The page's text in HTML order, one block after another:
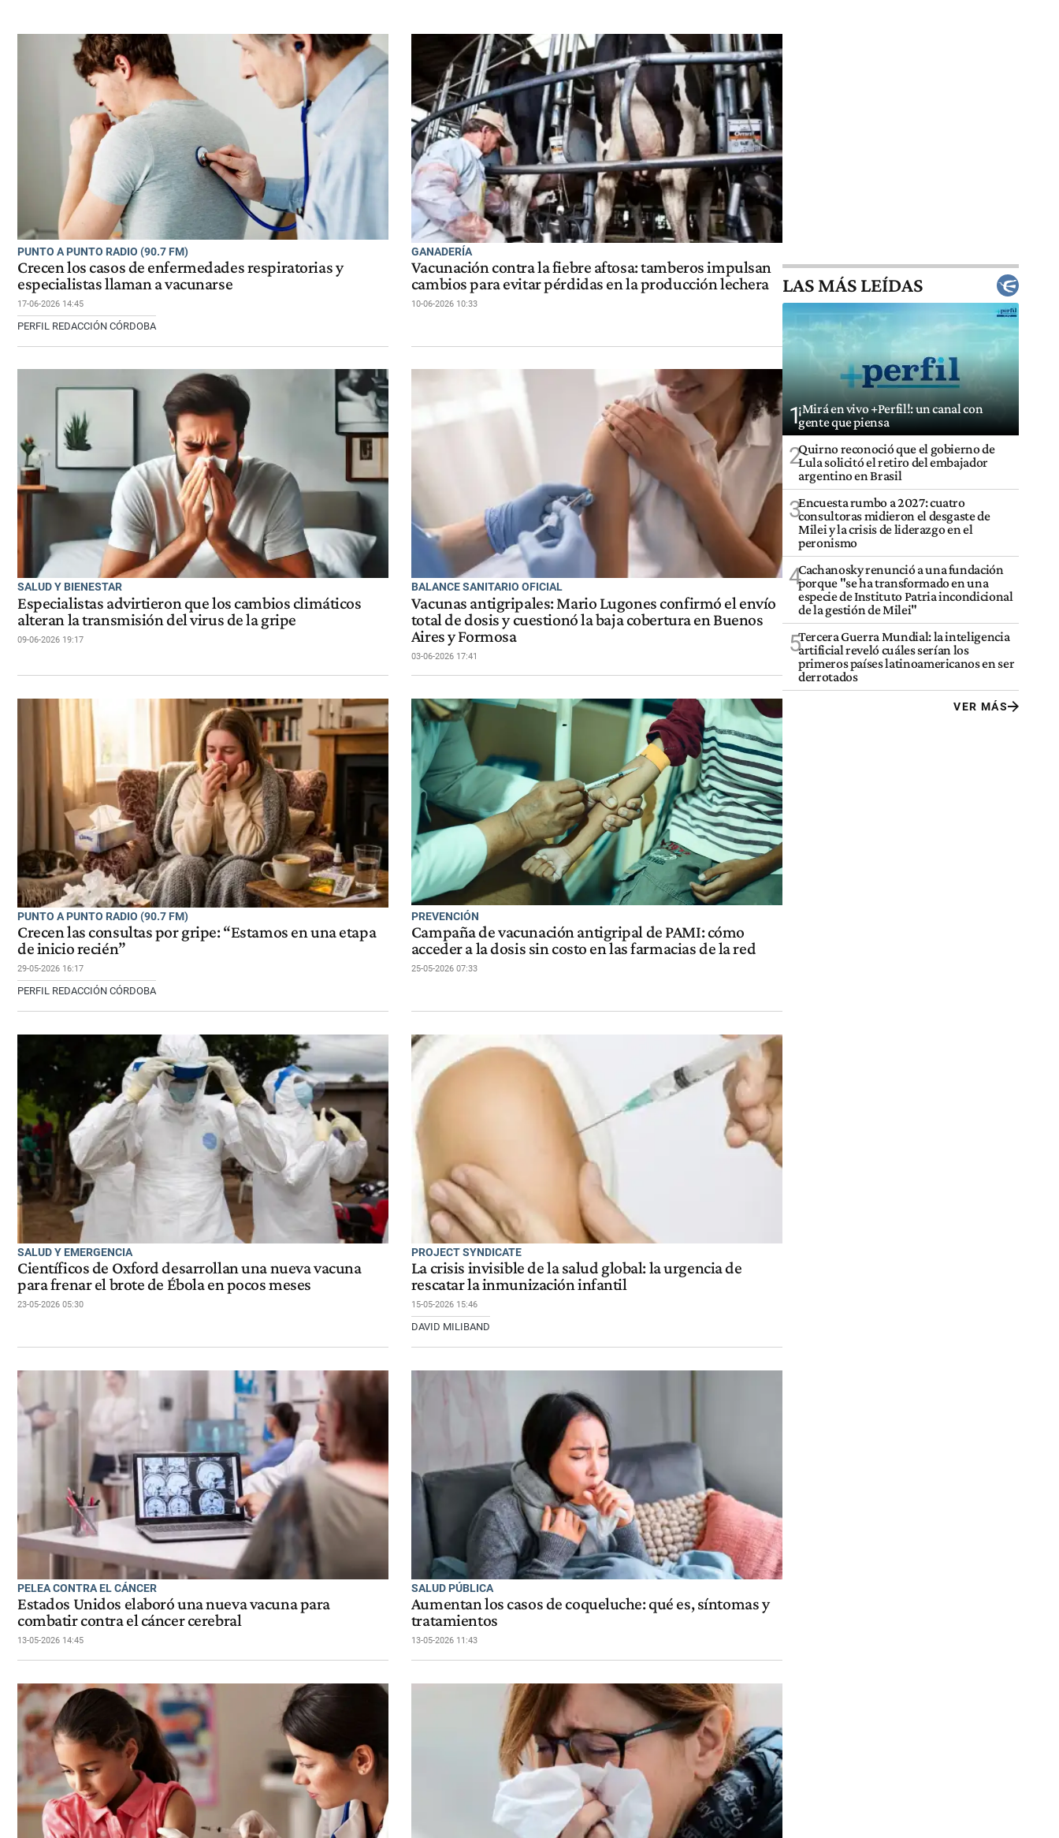
PUNTO A PUNTO RADIO (90.7 FM)
Crecen los casos de enfermedades respiratorias y
especialistas llaman a vacunarse
17-06-2026 14:45
PERFIL REDACCIÓN CÓRDOBA
GANADERÍA
Vacunación contra la fiebre aftosa: tamberos impulsan
cambios para evitar pérdidas en la producción lechera
10-06-2026 10:33
SALUD Y BIENESTAR
Especialistas advirtieron que los cambios climáticos
alteran la transmisión del virus de la gripe
09-06-2026 19:17
BALANCE SANITARIO OFICIAL
Vacunas antigripales: Mario Lugones confirmó el envío
total de dosis y cuestionó la baja cobertura en Buenos
Aires y Formosa
03-06-2026 17:41
PUNTO A PUNTO RADIO (90.7 FM)
Crecen las consultas por gripe: “Estamos en una etapa
de inicio recién”
29-05-2026 16:17
PERFIL REDACCIÓN CÓRDOBA
PREVENCIÓN
Campaña de vacunación antigripal de PAMI: cómo
acceder a la dosis sin costo en las farmacias de la red
25-05-2026 07:33
SALUD Y EMERGENCIA
Científicos de Oxford desarrollan una nueva vacuna
para frenar el brote de Ébola en pocos meses
23-05-2026 05:30
PROJECT SYNDICATE
La crisis invisible de la salud global: la urgencia de
rescatar la inmunización infantil
15-05-2026 15:46
DAVID MILIBAND
PELEA CONTRA EL CÁNCER
Estados Unidos elaboró una nueva vacuna para
combatir contra el cáncer cerebral
13-05-2026 14:45
SALUD PÚBLICA
Aumentan los casos de coqueluche: qué es, síntomas y
tratamientos
13-05-2026 11:43
LAS MÁS LEÍDAS
1¡Mirá en vivo +Perfil!: un canal con
gente que piensa
2Quirno reconoció que el gobierno de
Lula solicitó el retiro del embajador
argentino en Brasil
3Encuesta rumbo a 2027: cuatro
consultoras midieron el desgaste de
Milei y la crisis de liderazgo en el
peronismo
4Cachanosky renunció a una fundación
porque "se ha transformado en una
especie de Instituto Patria incondicional
de la gestión de Milei"
5Tercera Guerra Mundial: la inteligencia
artificial reveló cuáles serían los
primeros países latinoamericanos en ser
derrotados
VER MÁS